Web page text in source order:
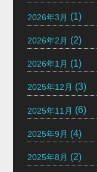
2026年3月 (1)
2026年2月 (2)
2026年1月 (1)
2025年12月 (3)
2025年11月 (6)
2025年9月 (4)
2025年8月 (2)